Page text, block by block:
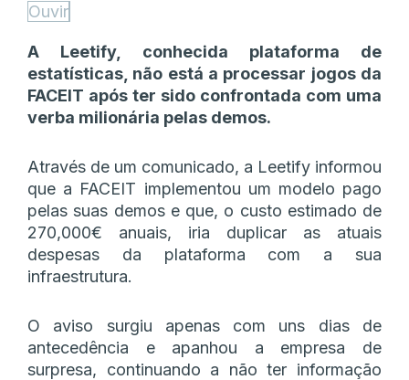
Ouvir
A Leetify, conhecida plataforma de
estatísticas, não está a processar jogos da
FACEIT após ter sido confrontada com uma
verba milionária pelas demos.
Através de um comunicado, a Leetify informou
que a FACEIT implementou um modelo pago
pelas suas demos e que, o custo estimado de
270,000€ anuais, iria duplicar as atuais
despesas da plataforma com a sua
infraestrutura.
O aviso surgiu apenas com uns dias de
antecedência e apanhou a empresa de
surpresa, continuando a não ter informação